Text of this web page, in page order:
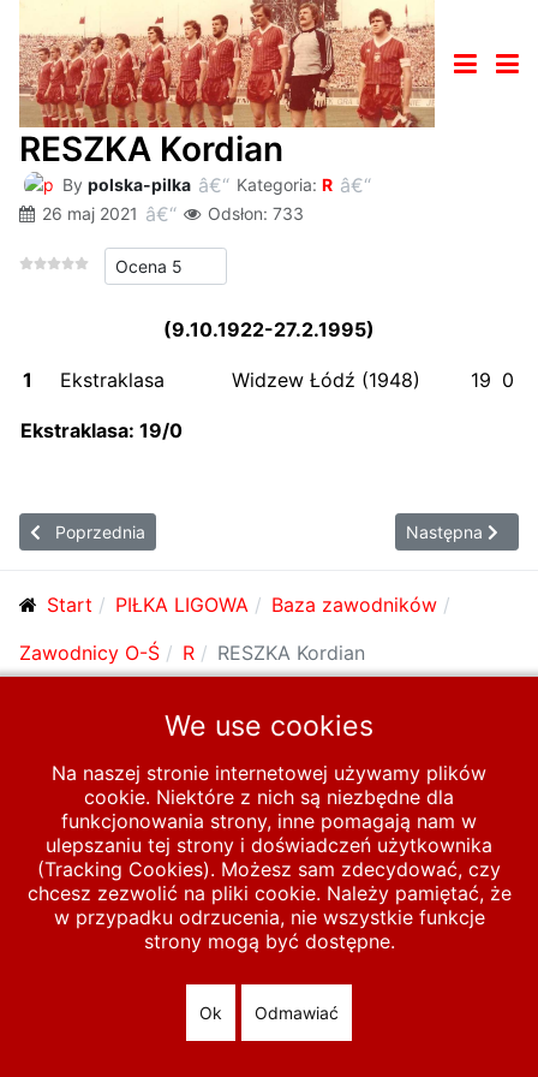
RESZKA Kordian
By polska-pilka Kategoria: R
26 maj 2021
Odsłon: 733
Proszę, oceń
(9.10.1922-27.2.1995)
1 Ekstraklasa Widzew Łódź (1948) 19 0
Ekstraklasa: 19/0
Poprzednia strona: REWILAK Andrzej
Poprzednia Następna
Następna
Start PIŁKA LIGOWA
Baza zawodników
Zawodnicy O-Ś
R RESZKA Kordian
© 2026 polska-pilka.pl| Tanie strony internetowe
Reserved
We use cookies
Na naszej stronie internetowej używamy plików
cookie. Niektóre z nich są niezbędne dla
funkcjonowania strony, inne pomagają nam w
ulepszaniu tej strony i doświadczeń użytkownika
(Tracking Cookies). Możesz sam zdecydować, czy
chcesz zezwolić na pliki cookie. Należy pamiętać, że
w przypadku odrzucenia, nie wszystkie funkcje
strony mogą być dostępne.
Ok Odmawiać